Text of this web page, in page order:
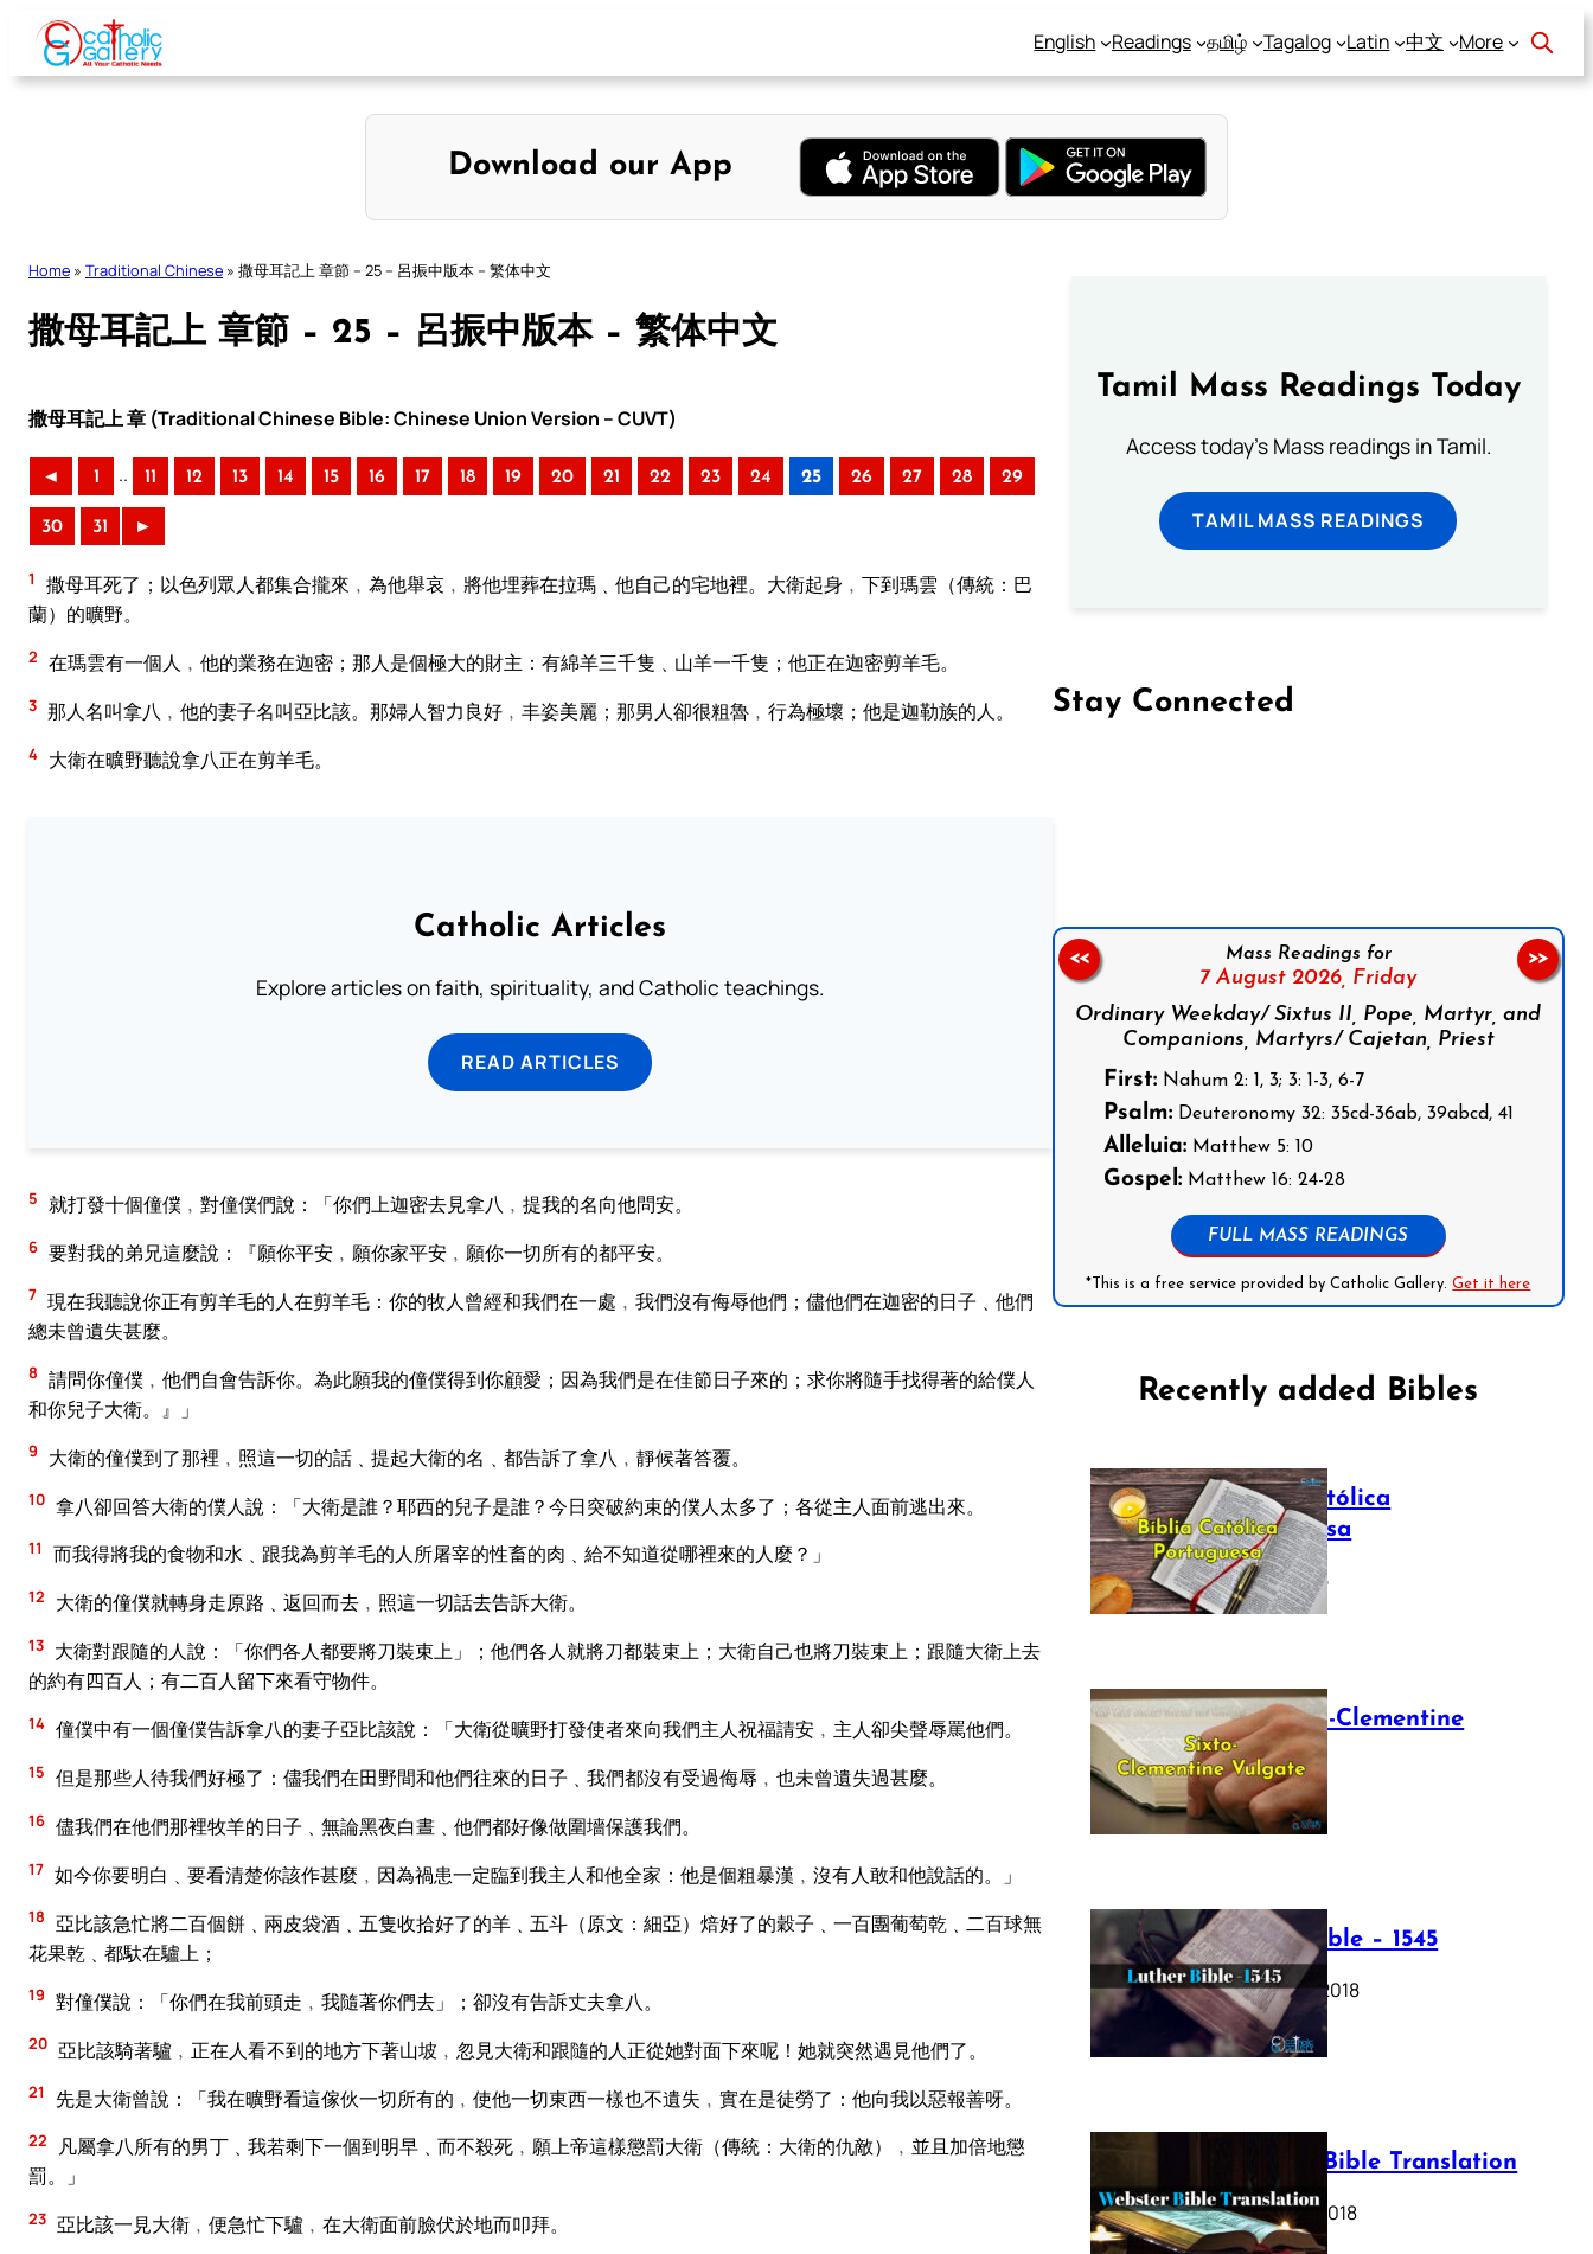
Skip
content
English Readings தமிழ் Tagalog Latin 中文 More
Download our App
Home » Traditional Chinese » 撒母耳記上 章節 – 25 – 呂振中版本 – 繁体中文
撒母耳記上 章節 – 25 – 呂振中版本 – 繁体中文
撒母耳記上 章 (Traditional Chinese Bible: Chinese Union Version – CUVT)
◄ 1 .. 11 12 13 14 15 16 17 18 19 20 21 22 23 24 25 26 27 28 29
30 31 ►
1
撒母耳死了；以色列眾人都集合攏來﹐為他舉哀﹐將他埋葬在拉瑪﹑他自己的宅地裡。大衛起身﹐下到瑪雲（傳統：巴
蘭）的曠野。
2 在瑪雲有一個人﹐他的業務在迦密；那人是個極大的財主：有綿羊三千隻﹑山羊一千隻；他正在迦密剪羊毛。
3 那人名叫拿八﹐他的妻子名叫亞比該。那婦人智力良好﹐丰姿美麗；那男人卻很粗魯﹐行為極壞；他是迦勒族的人。
4 大衛在曠野聽說拿八正在剪羊毛。
Catholic Articles
Explore articles on faith, spirituality, and Catholic teachings.
READ ARTICLES
5 就打發十個僮僕﹐對僮僕們說：「你們上迦密去見拿八﹐提我的名向他問安。
6 要對我的弟兄這麼說：『願你平安﹐願你家平安﹐願你一切所有的都平安。
7 現在我聽說你正有剪羊毛的人在剪羊毛：你的牧人曾經和我們在一處﹐我們沒有侮辱他們；儘他們在迦密的日子﹑他們
總未曾遺失甚麼。
8 請問你僮僕﹐他們自會告訴你。為此願我的僮僕得到你顧愛；因為我們是在佳節日子來的；求你將隨手找得著的給僕人
和你兒子大衛。』」
9 大衛的僮僕到了那裡﹐照這一切的話﹑提起大衛的名﹑都告訴了拿八﹐靜候著答覆。
10 拿八卻回答大衛的僕人說：「大衛是誰？耶西的兒子是誰？今日突破約束的僕人太多了；各從主人面前逃出來。
11 而我得將我的食物和水﹑跟我為剪羊毛的人所屠宰的性畜的肉﹑給不知道從哪裡來的人麼？」
12 大衛的僮僕就轉身走原路﹑返回而去﹐照這一切話去告訴大衛。
13 大衛對跟隨的人說：「你們各人都要將刀裝束上」；他們各人就將刀都裝束上；大衛自己也將刀裝束上；跟隨大衛上去
的約有四百人；有二百人留下來看守物件。
14 僮僕中有一個僮僕告訴拿八的妻子亞比該說：「大衛從曠野打發使者來向我們主人祝福請安﹐主人卻尖聲辱罵他們。
15 但是那些人待我們好極了：儘我們在田野間和他們往來的日子﹑我們都沒有受過侮辱﹐也未曾遺失過甚麼。
16 儘我們在他們那裡牧羊的日子﹑無論黑夜白晝﹑他們都好像做圍墻保護我們。
17 如今你要明白﹑要看清楚你該作甚麼﹐因為禍患一定臨到我主人和他全家：他是個粗暴漢﹐沒有人敢和他說話的。」
18 亞比該急忙將二百個餅﹑兩皮袋酒﹑五隻收拾好了的羊﹑五斗（原文：細亞）焙好了的穀子﹑一百團葡萄乾﹑二百球無
花果乾﹑都馱在驢上；
19 對僮僕說：「你們在我前頭走﹐我隨著你們去」；卻沒有告訴丈夫拿八。
20 亞比該騎著驢﹐正在人看不到的地方下著山坡﹐忽見大衛和跟隨的人正從她對面下來呢！她就突然遇見他們了。
21 先是大衛曾說：「我在曠野看這傢伙一切所有的﹐使他一切東西一樣也不遺失﹐實在是徒勞了：他向我以惡報善呀。
22 凡屬拿八所有的男丁﹑我若剩下一個到明早﹑而不殺死﹐願上帝這樣懲罰大衛（傳統：大衛的仇敵）﹐並且加倍地懲
罰。」
23 亞比該一見大衛﹐便急忙下驢﹐在大衛面前臉伏於地而叩拜。
Tamil Mass Readings Today
Access today's Mass readings in Tamil.
TAMIL MASS READINGS
Stay Connected
Mass Readings for
7 August 2026, Friday
Ordinary Weekday/ Sixtus II, Pope, Martyr, and
Companions, Martyrs/ Cajetan, Priest
First:Nahum 2: 1, 3; 3: 1-3, 6-7
Psalm:Deuteronomy 32: 35cd-36ab, 39abcd, 41
Alleluia:Matthew 5: 10
Gospel:Matthew 16: 24-28
FULL MASS READINGS
*This is a free service provided by Catholic Gallery.Get it here
<< >>
Recently added Bibles
Bíblia Católica
Portuguesa
July 16, 2025
The Sixto-Clementine
Vulgate
July 12, 2025
Luther Bible – 1545
October 17, 2018
Webster Bible Translation
October 11, 2018